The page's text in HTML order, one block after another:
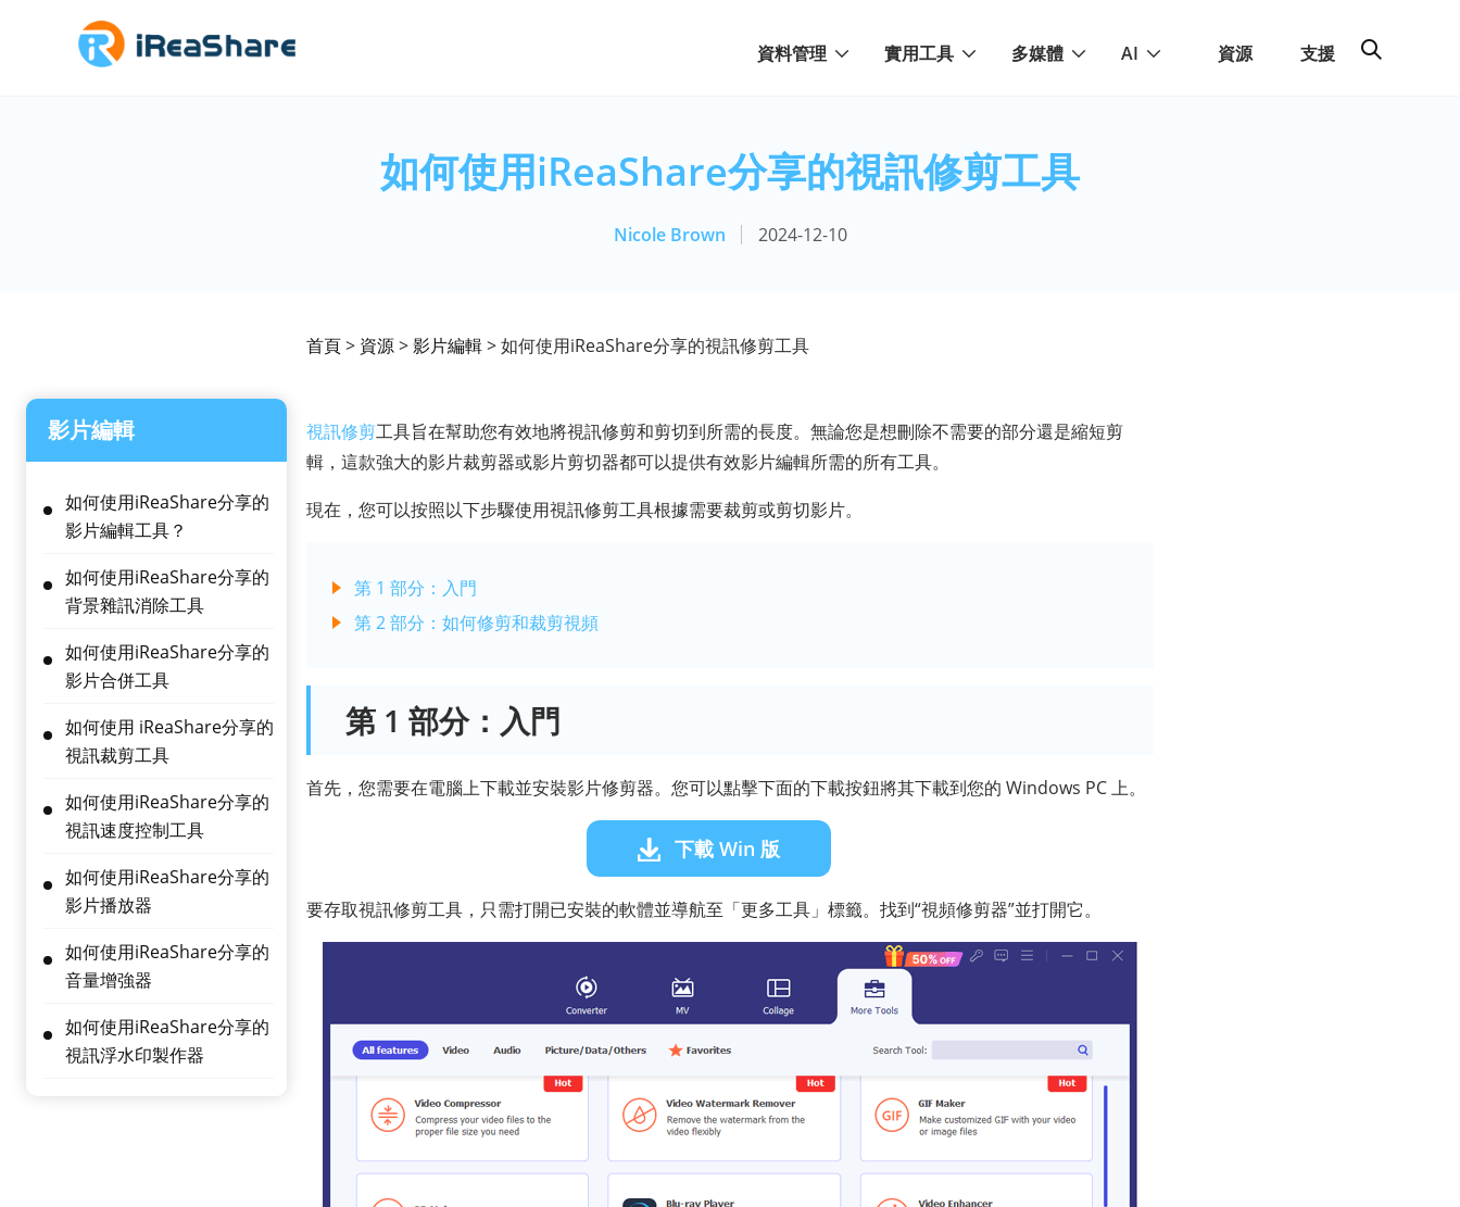
資料管理 實用工具 多媒體 AI 資源 支援
如何使用iReaShare分享的視訊修剪工具
Nicole Brown 2024-12-10
首頁> 資源>影片編輯> 如何使用iReaShare分享的視訊修剪工具
影片編輯
如何使用iReaShare分享的
影片編輯工具？
如何使用iReaShare分享的
背景雜訊消除工具
如何使用iReaShare分享的
影片合併工具
如何使用 iReaShare分享的
視訊裁剪工具
如何使用iReaShare分享的
視訊速度控制工具
如何使用iReaShare分享的
影片播放器
如何使用iReaShare分享的
音量增強器
如何使用iReaShare分享的
視訊浮水印製作器
視訊修剪工具旨在幫助您有效地將視訊修剪和剪切到所需的長度。無論您是想刪除不需要的部分還是縮短剪
輯，這款強大的影片裁剪器或影片剪切器都可以提供有效影片編輯所需的所有工具。
現在，您可以按照以下步驟使用視訊修剪工具根據需要裁剪或剪切影片。
第 1 部分：入門
第 2 部分：如何修剪和裁剪視頻
第 1 部分：入門
首先，您需要在電腦上下載並安裝影片修剪器。您可以點擊下面的下載按鈕將其下載到您的 Windows PC 上。
下載 Win 版
要存取視訊修剪工具，只需打開已安裝的軟體並導航至「更多工具」標籤。找到“視頻修剪器”並打開它。